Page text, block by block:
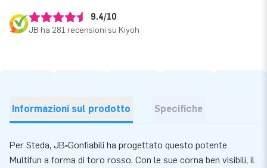
9.4/10
JB ha 281 recensioni su Kiyoh
Informazioni sul prodotto Specifiche
Per Steda, JB‑Gonfiabili ha progettato questo potente
Multifun a forma di toro rosso. Con le sue corna ben visibili, il